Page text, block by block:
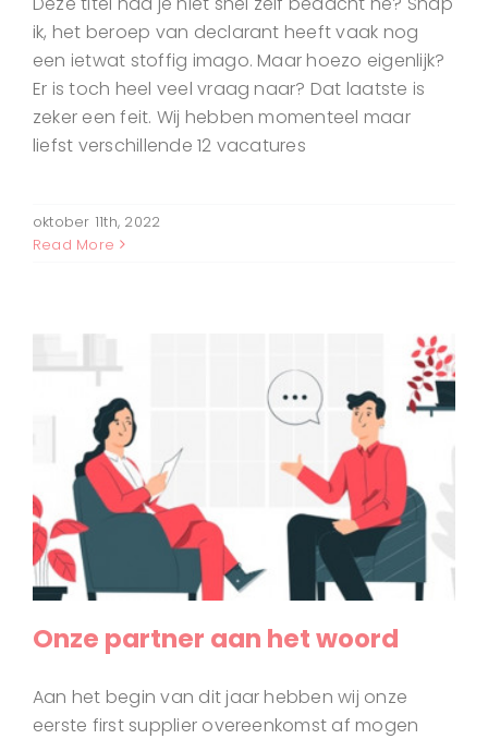
ik, het beroep van declarant heeft vaak nog
een ietwat stoffig imago. Maar hoezo eigenlijk?
Er is toch heel veel vraag naar? Dat laatste is
zeker een feit. Wij hebben momenteel maar
liefst verschillende 12 vacatures
oktober 11th, 2022
Read More
Onze partner aan het woord
Aan het begin van dit jaar hebben wij onze
eerste first supplier overeenkomst af mogen